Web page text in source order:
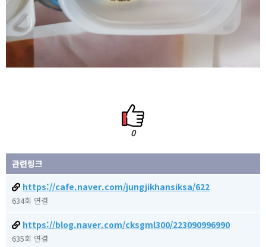
0
관련링크
https://cafe.naver.com/jungjikhansiksa/622
634회 연결
https://blog.naver.com/cksgml300/223090996990
635회 연결